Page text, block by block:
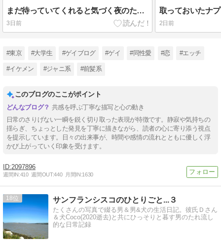
まだ待っていてくれると気づく夜のために
3日前 2日前
#東京 #大学生 #ゲイブログ #ゲイ #同性愛 #恋 #エッチ
#イケメン #ジャニ系 #前髪系
このブログのここがポイント
共感を呼ぶ丁寧な描写と心の動き
日常のさりげない一瞬を鋭く切り取った表現が特徴です。静寂や気持ちの
揺らぎ、ちょっとした発見を丁寧に描きながら、読者の心に寄り添う視点
を提示しています。日々の出来事が、時間や感情の流れとともに優しく浮
かび上がっていく印象を受けます。
2097896
週間IN:410 週間OUT:440 月間IN:1630
18 サンフランシスコのひとりごと...３
たくさんの写真で綴る男＆男&犬の生活日記。彼氏Ｄさん
＆犬Coco(2020逝去)と共にひっそりと暮す男のたれ流し
的な日常記録